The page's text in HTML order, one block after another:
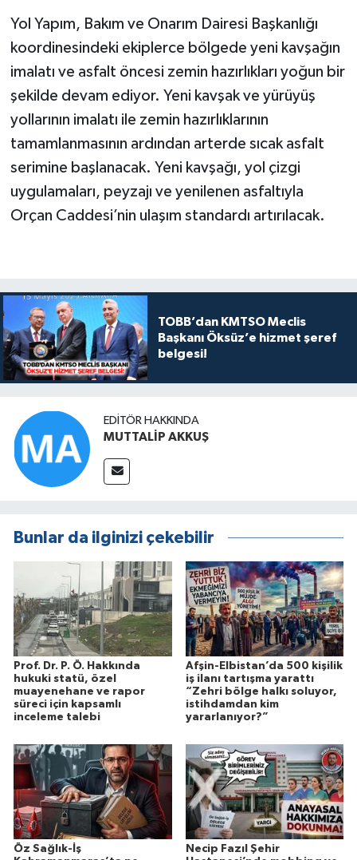
Yol Yapım, Bakım ve Onarım Dairesi Başkanlığı
koordinesindeki ekiplerce bölgede yeni kavşağın
imalatı ve asfalt öncesi zemin hazırlıkları yoğun bir
şekilde devam ediyor. Yeni kavşak ve yürüyüş
yollarının imalatı ile zemin hazırlıklarının
tamamlanmasının ardından arterde sıcak asfalt
serimine başlanacak. Yeni kavşağı, yol çizgi
uygulamaları, peyzajı ve yenilenen asfaltıyla
Orçan Caddesi’nin ulaşım standardı artırılacak.
TOBB’dan KMTSO Meclis
Başkanı Öksüz’e hizmet şeref
belgesi!
EDITÖR HAKKINDA
MUTTALİP AKKUŞ
Bunlar da ilginizi çekebilir
Prof. Dr. P. Ö. Hakkında
hukuki statü, özel
muayenehane ve rapor
süreci için kapsamlı
inceleme talebi
Afşin-Elbistan’da 500 kişilik
iş ilanı tartışma yarattı
“Zehri bölge halkı soluyor,
istihdamdan kim
yararlanıyor?”
Öz Sağlık-İş
Necip Fazıl Şehir